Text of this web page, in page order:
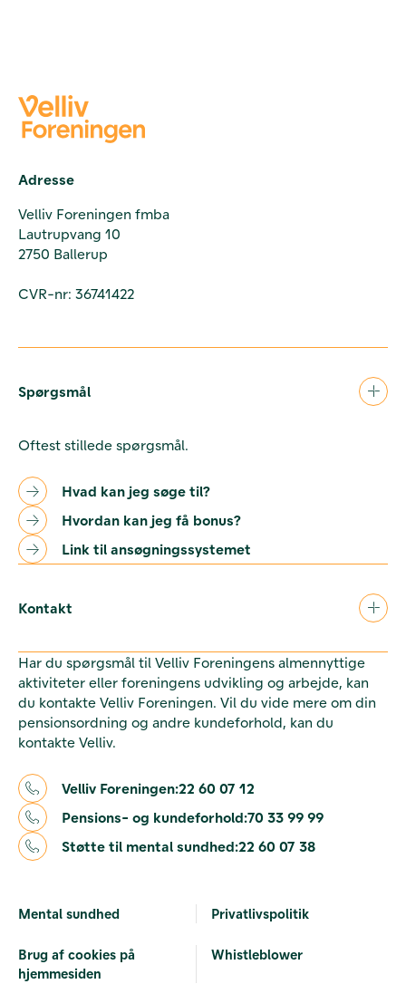
Adresse
Velliv Foreningen fmba
Lautrupvang 10
2750 Ballerup
CVR-nr: 36741422
Spørgsmål
Oftest stillede spørgsmål.
Hvad kan jeg søge til?
Hvordan kan jeg få bonus?
Link til ansøgningssystemet
Kontakt
Har du spørgsmål til Velliv Foreningens almennyttige
aktiviteter eller foreningens udvikling og arbejde, kan
du kontakte Velliv Foreningen. Vil du vide mere om din
pensionsordning og andre kundeforhold, kan du
kontakte Velliv.
Velliv Foreningen:22 60 07 12
Pensions- og kundeforhold:70 33 99 99
Støtte til mental sundhed:22 60 07 38
Mental sundhed Privatlivspolitik
Brug af cookies på
hjemmesiden
Whistleblower